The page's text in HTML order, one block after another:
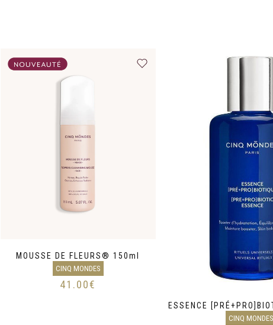
MOUSSE DE FLEURS® 150ml
CINQ MONDES
41.00€
ESSENCE
CINQ MONDES